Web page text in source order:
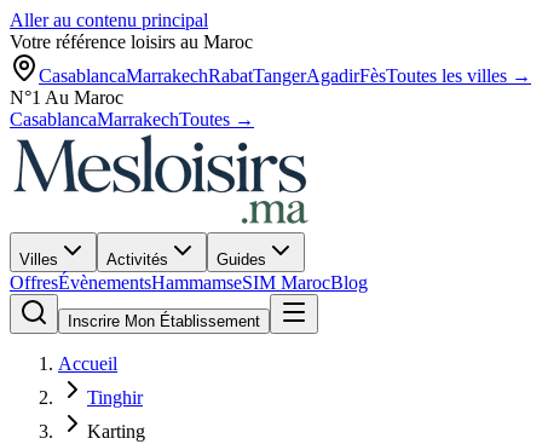
Aller au contenu principal
Votre référence loisirs au Maroc
CasablancaMarrakechRabatTangerAgadirFèsToutes les villes →
N°1 Au Maroc
CasablancaMarrakechToutes →
Villes Activités Guides
OffresÉvènementsHammamseSIM MarocBlog
Inscrire Mon Établissement
Accueil
Tinghir
Karting